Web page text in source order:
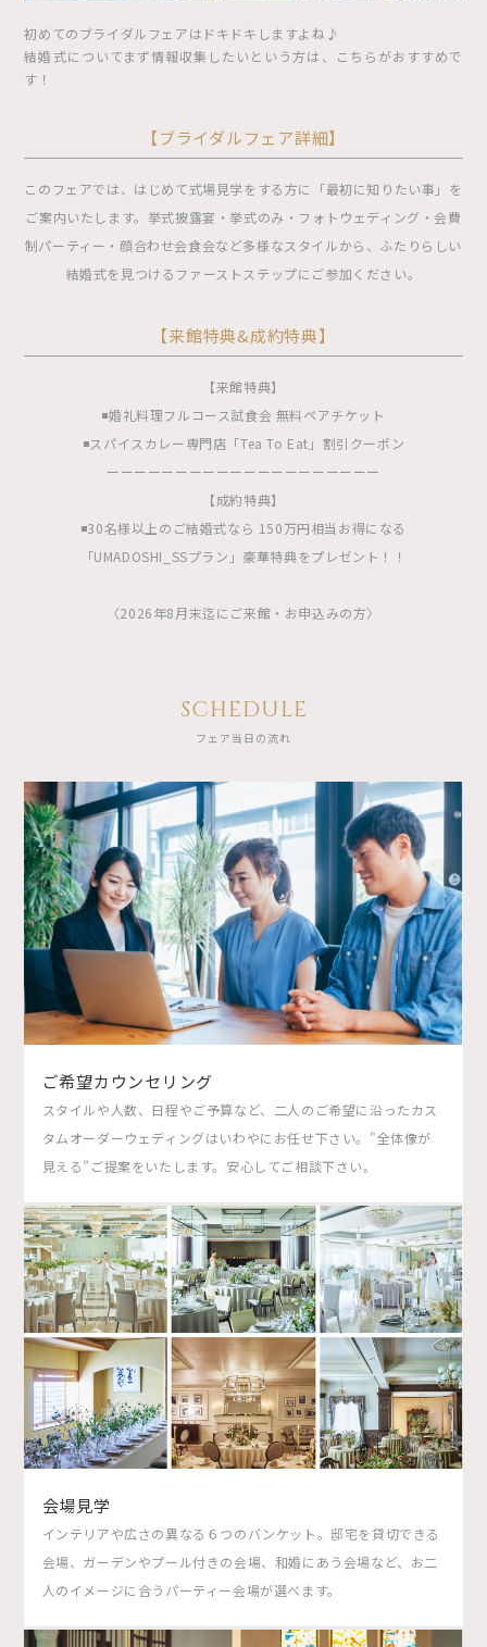
初めてのブライダルフェアはドキドキしますよね♪
結婚式についてまず情報収集したいという方は、こちらがおすすめで
す！
【ブライダルフェア詳細】
このフェアでは、はじめて式場見学をする方に「最初に知りたい事」を
ご案内いたします。挙式披露宴・挙式のみ・フォトウェディング・会費
制パーティー・顔合わせ会食会など多様なスタイルから、ふたりらしい
結婚式を見つけるファーストステップにご参加ください。
【来館特典&成約特典】
【来館特典】
◾️婚礼料理フルコース試食会 無料ペアチケット
◾️スパイスカレー専門店「Tea To Eat」割引クーポン
ーーーーーーーーーーーーーーーーーーーー
【成約特典】
◾️30名様以上のご結婚式なら 150万円相当お得になる
「UMADOSHI_SSプラン」豪華特典をプレゼント！！
〈2026年8月末迄にご来館・お申込みの方〉
SCHEDULE
フェア当日の流れ
ご希望カウンセリング
スタイルや人数、日程やご予算など、二人のご希望に沿ったカス
タムオーダーウェディングはいわやにお任せ下さい。"全体像が
見える”ご提案をいたします。安心してご相談下さい。
会場見学
インテリアや広さの異なる６つのバンケット。邸宅を貸切できる
会場、ガーデンやプール付きの会場、和婚にあう会場など、お二
人のイメージに合うパーティー会場が選べます。